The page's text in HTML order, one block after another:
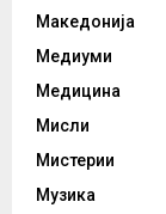
Македонија
Медиуми
Медицина
Мисли
Мистерии
Музика